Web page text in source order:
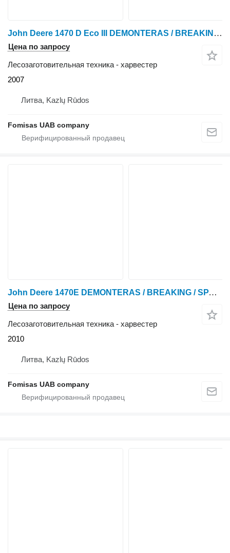
John Deere 1470 D Eco III DEMONTERAS / BREAKING / SPARE PARTS
Цена по запросу
Лесозаготовительная техника - харвестер
2007
Литва, Kazlų Rūdos
Fomisas UAB company
John Deere 1470E DEMONTERAS / BREAKING / SPARE PARTS
Цена по запросу
Лесозаготовительная техника - харвестер
2010
Литва, Kazlų Rūdos
Fomisas UAB company